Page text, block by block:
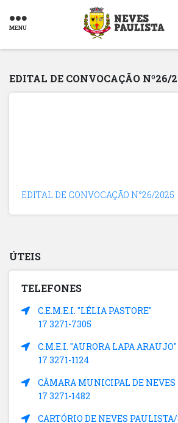
MENU
EDITAL DE CONVOCAÇÃO Nº26/
EDITAL DE CONVOCAÇÃO N°26/2025
ÚTEIS
TELEFONES
C.E.M.E.I. "LÉLIA PASTORE"
17 3271-7305
C.M.E.I. "AURORA LAPA ARAUJO"
17 3271-1124
CÂMARA MUNICIPAL DE
17 3271-1482
CARTÓRIO DE NEVES